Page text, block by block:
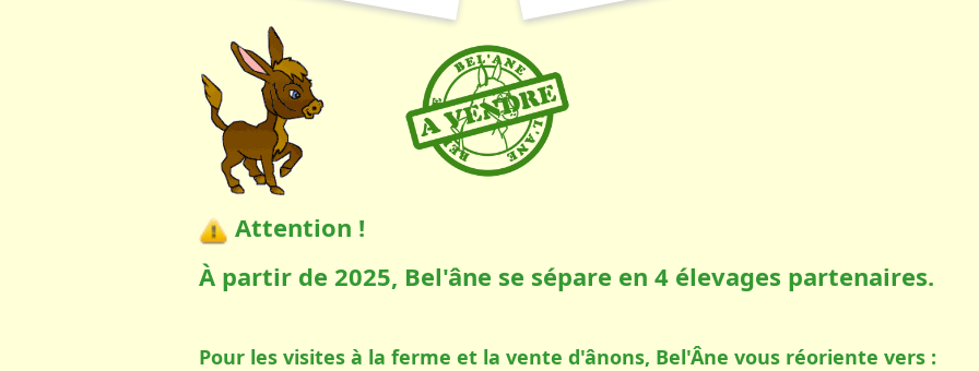
Attention !
À partir de 2025, Bel'âne se sépare en 4 élevages partenaires.
Pour les visites à la ferme et la vente d'ânons, Bel'Âne vous réoriente vers :